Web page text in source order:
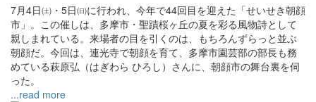
7月4日㈯・5日㈰に行われ、今年で44回目を迎えた「せいせき朝顔
市」。この催しは、多摩市・聖蹟桜ヶ丘の夏を彩る風物詩として
親しまれている。来場者の目を引くのは、もちろんずらっと並ぶ
朝顔だ。今回は、連光寺で朝顔を育て、多摩市園芸部の部長も務
めている萩原弘（はぎわら ひろし）さんに、朝顔市の舞台裏を伺
った。
...read more